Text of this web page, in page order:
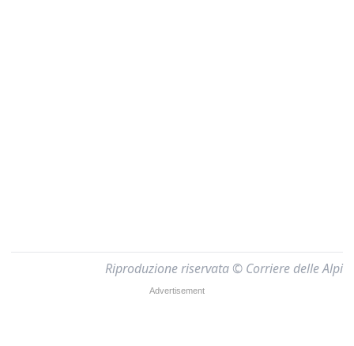
Riproduzione riservata © Corriere delle Alpi